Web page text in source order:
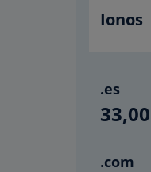
Ionos
.es
33,00
.com